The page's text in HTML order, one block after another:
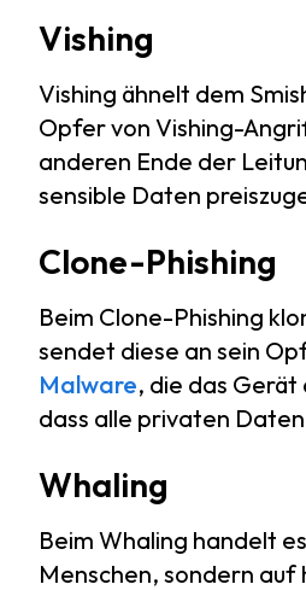
Vishing
Vishing ähnelt dem
Opfer von Vishing-
anderen Ende der
sensible Daten
Clone-Phishing
Beim Clone-Phishing
sendet diese an sein
Malware, die das
dass alle privaten
Whaling
Beim Whaling handelt
Menschen, sondern auf